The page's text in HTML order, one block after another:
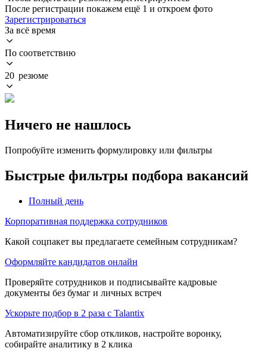
После регистрации покажем ещё 1 и откроем фото
Зарегистрироваться
За всё время
По соответствию
20 резюме
Ничего не нашлось
Попробуйте изменить формулировку или фильтры
Быстрые фильтры подбора вакансий
Полный день
Корпоративная поддержка сотрудников
Какой соцпакет вы предлагаете семейным сотрудникам?
Оформляйте кандидатов онлайн
Проверяйте сотрудников и подписывайте кадровые
документы без бумаг и личных встреч
Ускорьте подбор в 2 раза с Talantix
Автоматизируйте сбор откликов, настройте воронку,
собирайте аналитику в 2 клика